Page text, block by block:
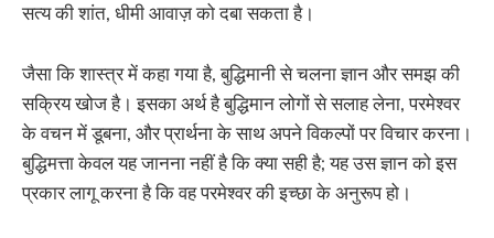
सत्य की शांत, धीमी आवाज़ को दबा सकता है।
जैसा कि शास्त्र में कहा गया है, बुद्धिमानी से चलना ज्ञान और समझ की
सक्रिय खोज है। इसका अर्थ है बुद्धिमान लोगों से सलाह लेना, परमेश्वर
के वचन में डूबना, और प्रार्थना के साथ अपने विकल्पों पर विचार करना।
बुद्धिमत्ता केवल यह जानना नहीं है कि क्या सही है; यह उस ज्ञान को इस
प्रकार लागू करना है कि वह परमेश्वर की इच्छा के अनुरूप हो।